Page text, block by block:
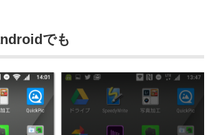
でも